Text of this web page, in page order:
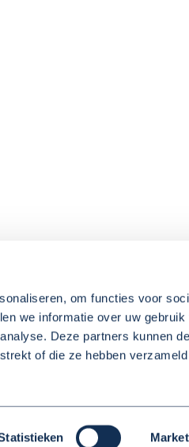
om functies voor
we informatie over uw gebruik
Deze partners kunnen
of die ze hebben
Nieuws Contact